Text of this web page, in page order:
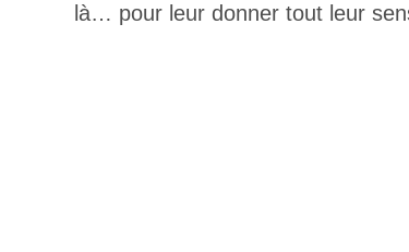
là… pour leur donner tout leur